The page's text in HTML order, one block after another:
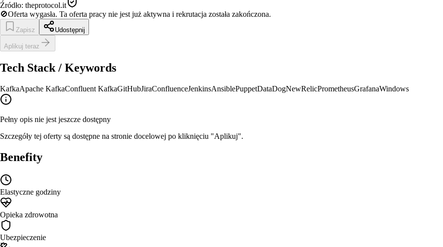
Źródło: theprotocol.it
🚫Oferta wygasła. Ta oferta pracy nie jest już aktywna i rekrutacja została zakończona.
Zapisz Udostępnij
Aplikuj teraz
Tech Stack / Keywords
KafkaApache KafkaConfluent KafkaGitHubJiraConfluenceJenkinsAnsiblePuppetDataDogNewRelicPrometheusGrafanaWindows
Pełny opis nie jest jeszcze dostępny
Szczegóły tej oferty są dostępne na stronie docelowej po kliknięciu "Aplikuj".
Benefity
Elastyczne godziny
Opieka zdrowotna
Ubezpieczenie